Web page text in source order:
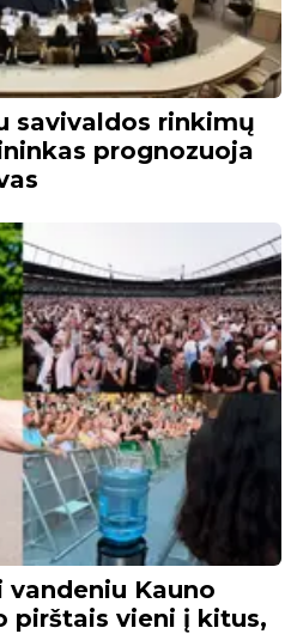
savivaldos rinkimų
prognozuoja
Kauno
pirštais vieni į kitus,